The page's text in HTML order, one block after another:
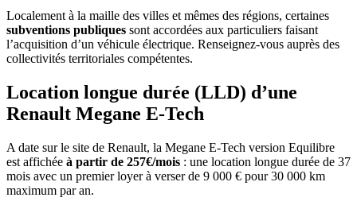
Localement à la maille des villes et mêmes des régions, certaines
subventions publiques sont accordées aux particuliers faisant
l’acquisition d’un véhicule électrique. Renseignez-vous auprès des
collectivités territoriales compétentes.
Location longue durée (LLD) d’une
Renault Megane E-Tech
A date sur le site de Renault, la Megane E-Tech version Equilibre
est affichée à partir de 257€/mois : une location longue durée de 37
mois avec un premier loyer à verser de 9 000 € pour 30 000 km
maximum par an.